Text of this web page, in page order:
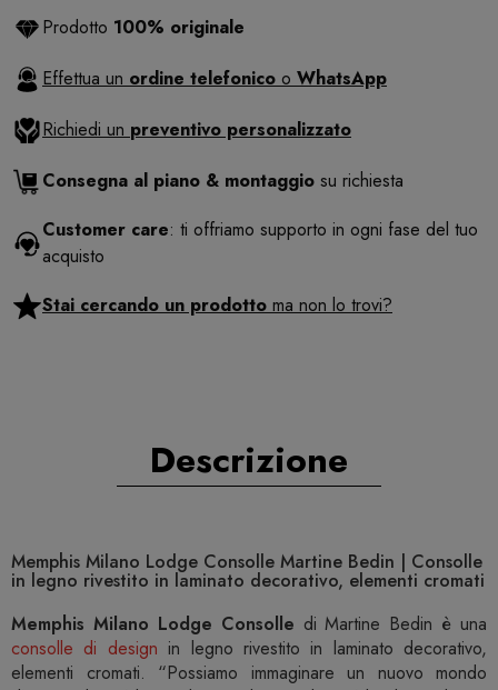
Prodotto 100% originale
Effettua un ordine telefonico o WhatsApp
Richiedi un preventivo personalizzato
Consegna al piano & montaggio su richiesta
Customer care: ti offriamo supporto in ogni fase del tuo
acquisto
Stai cercando un prodotto ma non lo trovi?
Descrizione
Memphis Milano Lodge Consolle Martine Bedin | Consolle
in legno rivestito in laminato decorativo, elementi cromati
Memphis Milano Lodge Consolle di Martine Bedin è una
consolle di design in legno rivestito in laminato decorativo,
elementi cromati. “Possiamo immaginare un nuovo mondo